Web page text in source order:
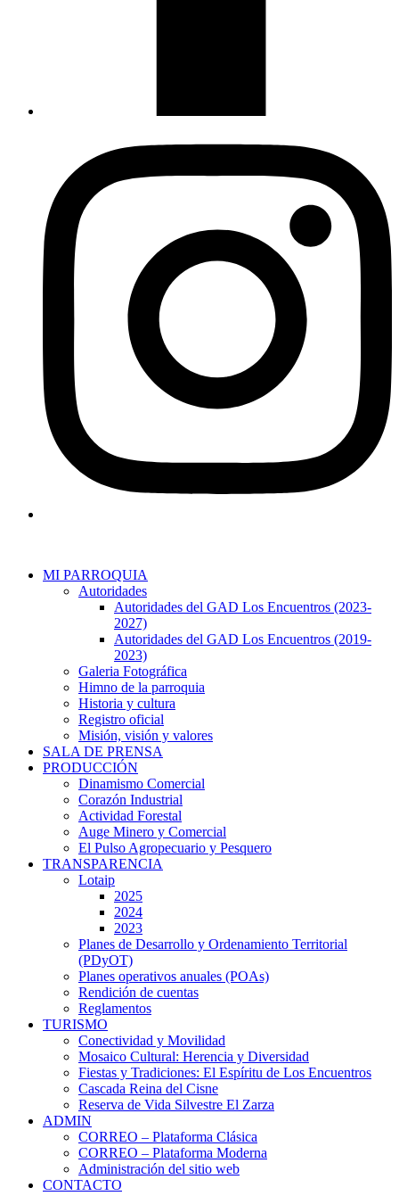
MI PARROQUIA
Autoridades
Autoridades del GAD Los Encuentros (2023-
2027)
Autoridades del GAD Los Encuentros (2019-
2023)
Galeria Fotográfica
Himno de la parroquia
Historia y cultura
Registro oficial
Misión, visión y valores
SALA DE PRENSA
PRODUCCIÓN
Dinamismo Comercial
Corazón Industrial
Actividad Forestal
Auge Minero y Comercial
El Pulso Agropecuario y Pesquero
TRANSPARENCIA
Lotaip
2025
2024
2023
Planes de Desarrollo y Ordenamiento Territorial
(PDyOT)
Planes operativos anuales (POAs)
Rendición de cuentas
Reglamentos
TURISMO
Conectividad y Movilidad
Mosaico Cultural: Herencia y Diversidad
Fiestas y Tradiciones: El Espíritu de Los Encuentros
Cascada Reina del Cisne
Reserva de Vida Silvestre El Zarza
ADMIN
CORREO – Plataforma Clásica
CORREO – Plataforma Moderna
Administración del sitio web
CONTACTO